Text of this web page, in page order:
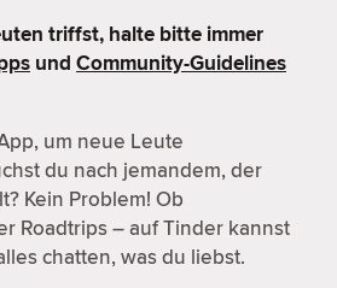
triffst, halte bitte immer
und Community-Guidelines
um neue Leute
du nach jemandem, der
Kein Problem! Ob
Roadtrips – auf Tinder kannst
chatten, was du liebst.